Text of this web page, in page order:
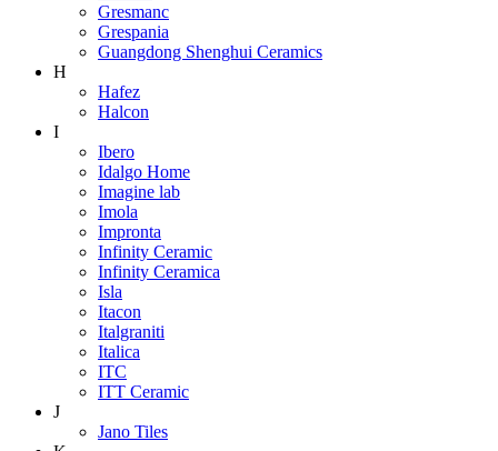
Gresmanc
Grespania
Guangdong Shenghui Ceramics
H
Hafez
Halcon
I
Ibero
Idalgo Home
Imagine lab
Imola
Impronta
Infinity Ceramic
Infinity Ceramica
Isla
Itacon
Italgraniti
Italica
ITC
ITT Ceramic
J
Jano Tiles